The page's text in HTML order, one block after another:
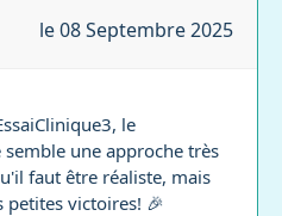
le 08 Septembre 2025
le
une approche très
faut être réaliste, mais
petites victoires! 🎉